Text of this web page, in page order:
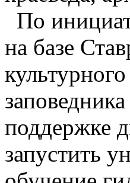
По
на базе
поддержке
запустить